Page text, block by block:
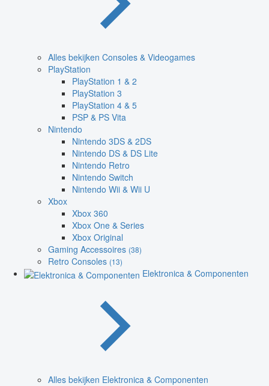
Alles bekijken Consoles & Videogames
PlayStation
PlayStation 1 & 2
PlayStation 3
PlayStation 4 & 5
PSP & PS Vita
Nintendo
Nintendo 3DS & 2DS
Nintendo DS & DS Lite
Nintendo Retro
Nintendo Switch
Nintendo Wii & Wii U
Xbox
Xbox 360
Xbox One & Series
Xbox Original
Gaming Accessoires (38)
Retro Consoles (13)
Elektronica & Componenten
Alles bekijken Elektronica & Componenten